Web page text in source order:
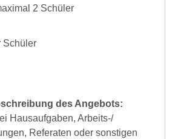
2 Schüler
Schüler
des Angebots:
Hausaufgaben, Arbeits-/
Referaten oder sonstigen